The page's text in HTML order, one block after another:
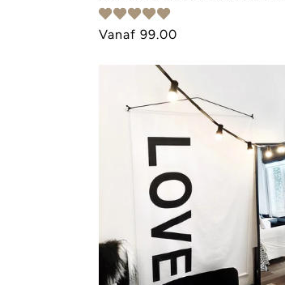
Normale
Vanaf 99.00